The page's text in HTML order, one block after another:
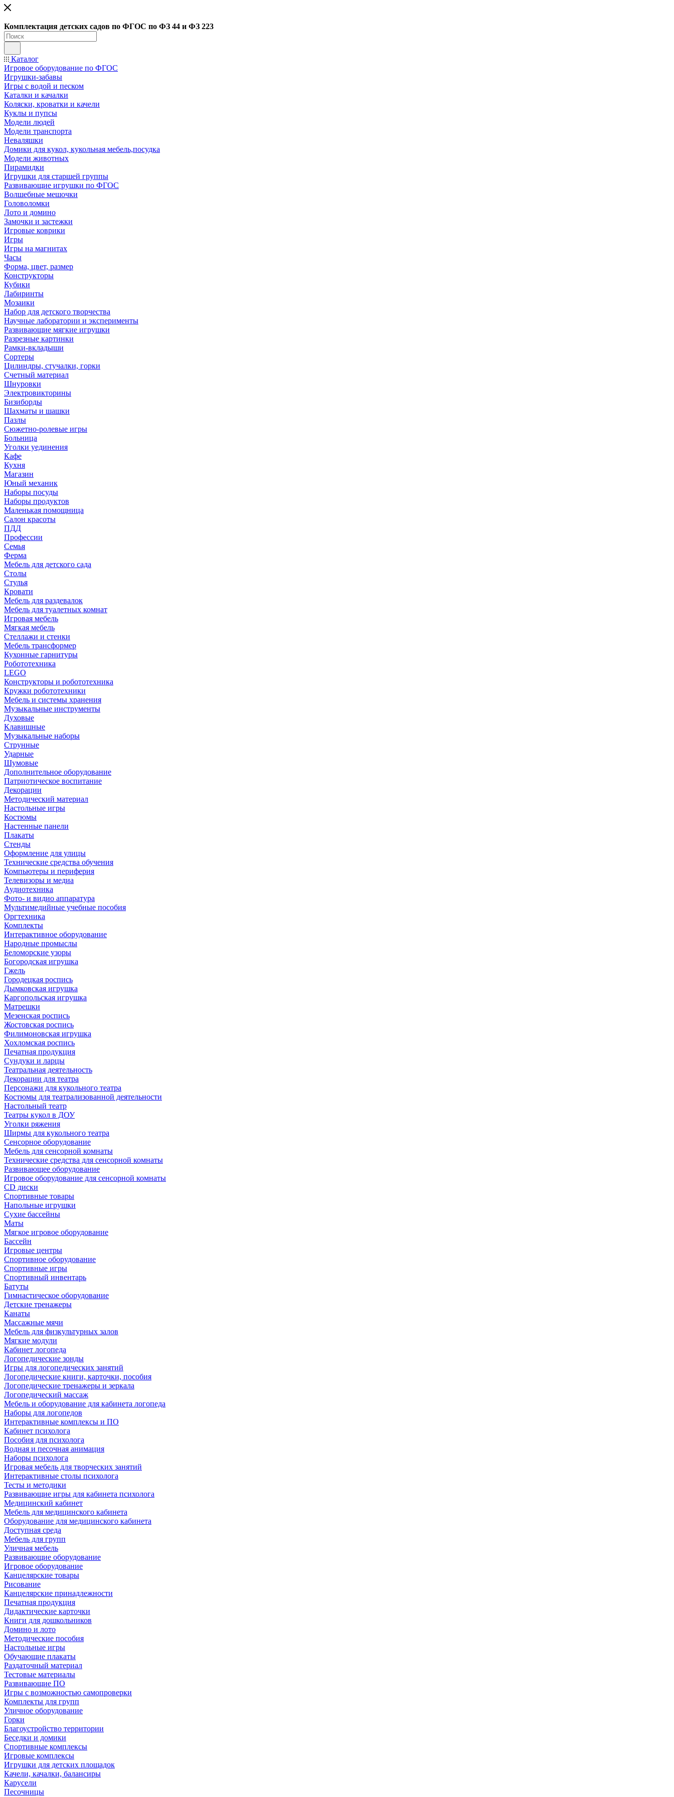
Комплектация детских садов по ФГОC по ФЗ 44 и ФЗ 223
Каталог
Игровое оборудование по ФГОС
Игрушки-забавы
Игры с водой и песком
Каталки и качалки
Коляски, кроватки и качели
Куклы и пупсы
Модели людей
Модели транспорта
Неваляшки
Домики для кукол, кукольная мебель,посудка
Модели животных
Пирамидки
Игрушки для старшей группы
Развивающие игрушки по ФГОС
Волшебные мешочки
Головоломки
Лото и домино
Замочки и застежки
Игровые коврики
Игры
Игры на магнитах
Часы
Форма, цвет, размер
Конструкторы
Кубики
Лабиринты
Мозаики
Набор для детского творчества
Научные лаборатории и эксперименты
Развивающие мягкие игрушки
Разрезные картинки
Рамки-вкладыши
Сортеры
Цилиндры, стучалки, горки
Счетный материал
Шнуровки
Электровикторины
Бизиборды
Шахматы и шашки
Пазлы
Сюжетно-ролевые игры
Больница
Уголки уединения
Кафе
Кухня
Магазин
Юный механик
Наборы посуды
Наборы продуктов
Маленькая помощница
Салон красоты
ПДД
Профессии
Семья
Ферма
Мебель для детского сада
Столы
Cтулья
Кровати
Мебель для раздевалок
Мебель для туалетных комнат
Игровая мебель
Мягкая мебель
Стеллажи и стенки
Мебель трансформер
Кухонные гарнитуры
Робототехника
LEGO
Конструкторы и робототехника
Кружки робототехники
Мебель и системы хранения
Музыкальные инструменты
Духовые
Клавишные
Музыкальные наборы
Струнные
Ударные
Шумовые
Дополнительное оборудование
Патриотическое воспитание
Декорации
Методический материал
Настольные игры
Костюмы
Настенные панели
Плакаты
Стенды
Оформление для улицы
Технические средства обучения
Компьютеры и периферия
Телевизоры и медиа
Аудиотехника
Фото- и видио аппаратура
Мультимедийные учебные пособия
Оргтехника
Комплекты
Интерактивное оборудование
Народные промыслы
Беломорские узоры
Богородская игрушка
Гжель
Городецкая роспись
Дымковская игрушка
Каргопольская игрушка
Матрешки
Мезенская роспись
Жостовская роспись
Филимоновская игрушка
Хохломская роспись
Печатная продукция
Сундуки и ларцы
Театральная деятельность
Декорации для театра
Персонажи для кукольного театра
Костюмы для театрализованной деятельности
Настольный театр
Театры кукол в ДОУ
Уголки ряжения
Ширмы для кукольного театра
Сенсорное оборудование
Мебель для сенсорной комнаты
Технические средства для сенсорной комнаты
Развивающее оборудование
Игровое оборудование для сенсорной комнаты
CD диски
Спортивные товары
Напольные игрушки
Сухие бассейны
Маты
Мягкое игровое оборудование
Бассейн
Игровые центры
Спортивное оборудование
Спортивные игры
Спортивный инвентарь
Батуты
Гимнастическое оборудование
Детские тренажеры
Канаты
Массажные мячи
Мебель для физкультурных залов
Мягкие модули
Кабинет логопеда
Логопедические зонды
Игры для логопедических занятий
Логопедические книги, карточки, пособия
Логопедические тренажеры и зеркала
Логопедический массаж
Мебель и оборудование для кабинета логопеда
Наборы для логопедов
Интерактивные комплексы и ПО
Кабинет психолога
Пособия для психолога
Водная и песочная анимация
Наборы психолога
Игровая мебель для творческих занятий
Интерактивные столы психолога
Тесты и методики
Развивающие игры для кабинета психолога
Медицинский кабинет
Мебель для медицинского кабинета
Оборудование для медицинского кабинета
Доступная среда
Мебель для групп
Уличная мебель
Развивающие оборудование
Игровое оборудование
Канцелярские товары
Рисование
Канцелярские принадлежности
Печатная продукция
Дидактические карточки
Книги для дошкольников
Домино и лото
Методические пособия
Настольные игры
Обучающие плакаты
Раздаточный материал
Тестовые материалы
Развивающие ПО
Игры с возможностью самопроверки
Комплекты для групп
Уличное оборудование
Горки
Благоустройство территории
Беседки и домики
Спортивные комплексы
Игровые комплексы
Игрушки для детских площадок
Качели, качалки, балансиры
Карусели
Песочницы